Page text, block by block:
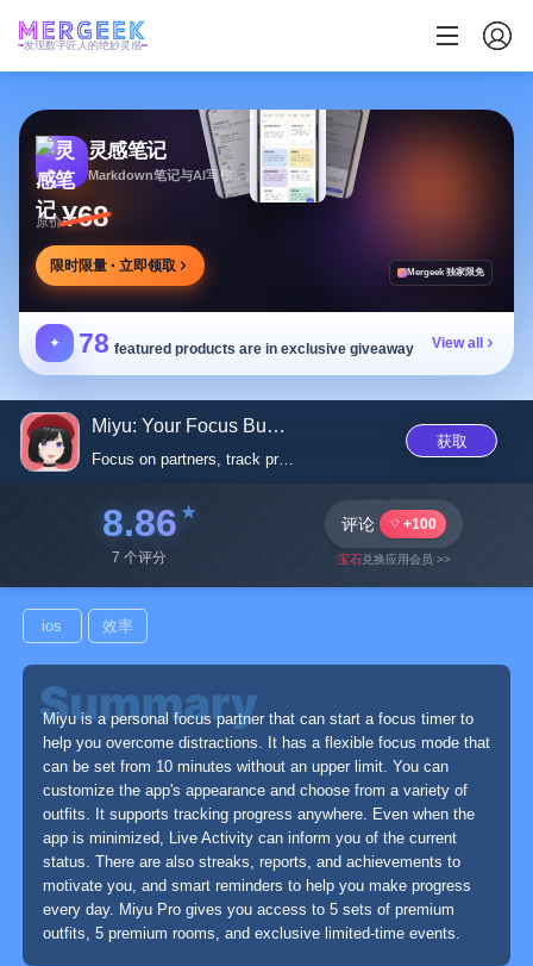
发现数字匠人的绝妙灵感
灵感笔记
Markdown笔记与AI写作，多方式整理同步笔记
原价¥68
限时限量 · 立即领取 Mergeek 独家限免
✦ 78 featured products are in exclusive giveaway View all
Miyu: Your Focus Buddy
Focus on partners, track progr...
获取
8.86
7 个评分
评论 +100
宝石兑换应用会员 >>
ios 效率
Miyu is a personal focus partner that can start a focus timer to
help you overcome distractions. It has a flexible focus mode that
can be set from 10 minutes without an upper limit. You can
customize the app's appearance and choose from a variety of
outfits. It supports tracking progress anywhere. Even when the
app is minimized, Live Activity can inform you of the current
status. There are also streaks, reports, and achievements to
motivate you, and smart reminders to help you make progress
every day. Miyu Pro gives you access to 5 sets of premium
outfits, 5 premium rooms, and exclusive limited-time events.